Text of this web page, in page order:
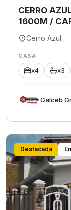
CERRO
1600M /
Cerro Azul
CASA
x4 x3
Destacada